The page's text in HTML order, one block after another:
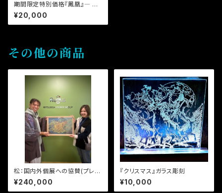
期間限定特別価格『鳳凰』― 掛
軸風作品
¥20,000
その他の商品
松：国内外個展への協賛(プレミ
アム)
¥240,000
『クリスマス』ガラス彫刻
¥10,000